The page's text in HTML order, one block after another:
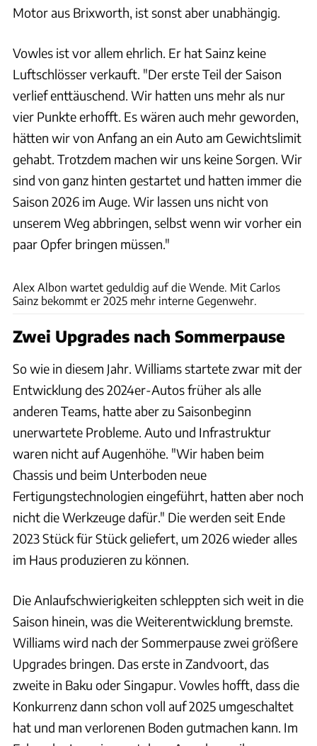
Motor aus Brixworth, ist sonst aber unabhängig.
Vowles ist vor allem ehrlich. Er hat Sainz keine
Luftschlösser verkauft. "Der erste Teil der Saison
verlief enttäuschend. Wir hatten uns mehr als nur
vier Punkte erhofft. Es wären auch mehr geworden,
hätten wir von Anfang an ein Auto am Gewichtslimit
gehabt. Trotzdem machen wir uns keine Sorgen. Wir
sind von ganz hinten gestartet und hatten immer die
Saison 2026 im Auge. Wir lassen uns nicht von
unserem Weg abbringen, selbst wenn wir vorher ein
paar Opfer bringen müssen."
Alex Albon wartet geduldig auf die Wende. Mit Carlos
Sainz bekommt er 2025 mehr interne Gegenwehr.
Zwei Upgrades nach Sommerpause
So wie in diesem Jahr. Williams startete zwar mit der
Entwicklung des 2024er-Autos früher als alle
anderen Teams, hatte aber zu Saisonbeginn
unerwartete Probleme. Auto und Infrastruktur
waren nicht auf Augenhöhe. "Wir haben beim
Chassis und beim Unterboden neue
Fertigungstechnologien eingeführt, hatten aber noch
nicht die Werkzeuge dafür." Die werden seit Ende
2023 Stück für Stück geliefert, um 2026 wieder alles
im Haus produzieren zu können.
Die Anlaufschwierigkeiten schleppten sich weit in die
Saison hinein, was die Weiterentwicklung bremste.
Williams wird nach der Sommerpause zwei größere
Upgrades bringen. Das erste in Zandvoort, das
zweite in Baku oder Singapur. Vowles hofft, dass die
Konkurrenz dann schon voll auf 2025 umgeschaltet
hat und man verlorenen Boden gutmachen kann. Im